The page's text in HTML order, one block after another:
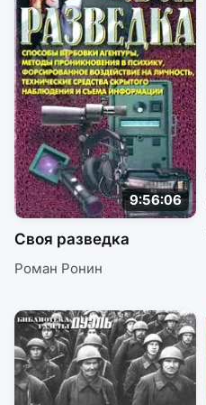
9:56:06
Своя разведка
Роман Ронин